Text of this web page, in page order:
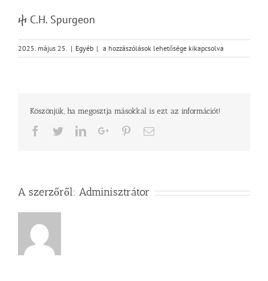
ⴕ C.H. Spurgeon
2025. május 25. | Egyéb | Isten
ígéreteinek
bűnbocsánat
a hozzászólások lehetősége kikapcsolva
Köszönjük, ha megosztja másokkal is ezt az információt!
Facebook
TwitterLinkedInGoogle+PinterestEmail
A szerzőről: Adminisztrátor